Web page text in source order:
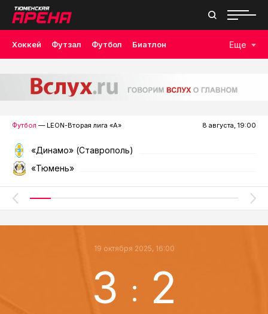
Хоккей Футзал Футбол Биатлон Еще
Футбол — LEON-Вторая лига «А» 8 августа, 19:00
«Динамо» (Ставрополь)
«Тюмень»
19 октября 2025, 16:00
3 : 2